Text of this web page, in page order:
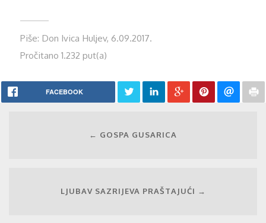
Piše: Don Ivica Huljev, 6.09.2017.
Pročitano 1.232 put(a)
FACEBOOK
← GOSPA GUSARICA
LJUBAV SAZRIJEVA PRAŠTAJUĆI →